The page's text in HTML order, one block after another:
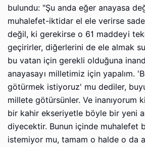
bulundu: "Şu anda eğer anayasa
muhalefet-iktidar el ele verirse
değil, ki gerekirse o 61 maddeyi
geçirirler, diğerlerini de ele almak
bu vatan için gerekli olduğuna
anayasayı milletimiz için yapalım.
götürmek istiyoruz' mu dediler,
millete götürsünler. Ve inanıyorum
bir kahir ekseriyetle böyle bir yeni
diyecektir. Bunun içinde muhalefet
istemiyor mu, tamam o halde o da